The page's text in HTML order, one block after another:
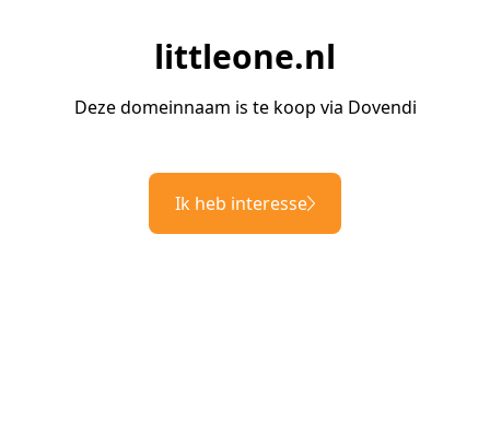
littleone.nl
Deze domeinnaam is te koop via Dovendi
Ik heb interesse